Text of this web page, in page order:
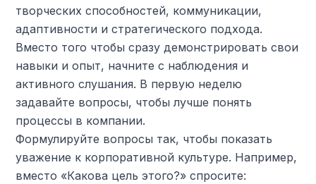
творческих способностей, коммуникации,
адаптивности и стратегического подхода.
Вместо того чтобы сразу демонстрировать свои
навыки и опыт, начните с наблюдения и
активного слушания. В первую неделю
задавайте вопросы, чтобы лучше понять
процессы в компании.
Формулируйте вопросы так, чтобы показать
уважение к корпоративной культуре. Например,
вместо «Какова цель этого?» спросите: